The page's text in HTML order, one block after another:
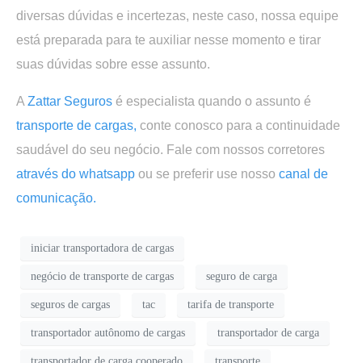
diversas dúvidas e incertezas, neste caso, nossa equipe
está preparada para te auxiliar nesse momento e tirar
suas dúvidas sobre esse assunto.
A Zattar Seguros é especialista quando o assunto é
transporte de cargas, conte conosco para a continuidade
saudável do seu negócio. Fale com nossos corretores
através do whatsapp ou se preferir use nosso canal de
comunicação.
iniciar transportadora de cargas
negócio de transporte de cargas seguro de carga
seguros de cargas tac tarifa de transporte
transportador autônomo de cargas transportador de carga